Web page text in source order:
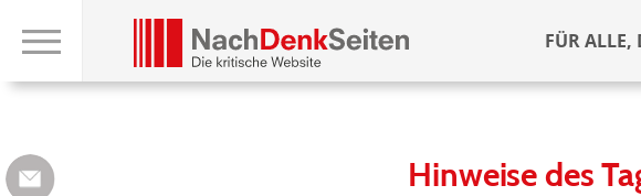
FÜR ALLE,
Hinweise des